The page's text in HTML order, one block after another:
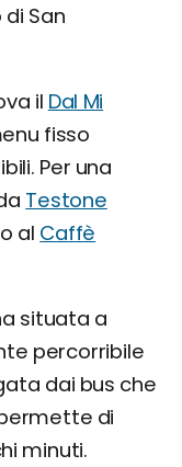
San
il Dal Mi
fisso
Per una
Testone
al Caffè
situata a
percorribile
dai bus che
di
minuti.